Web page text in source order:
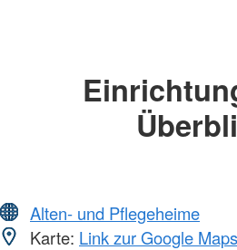
Alten- und Pflegeheime
Karte: Link zur Google